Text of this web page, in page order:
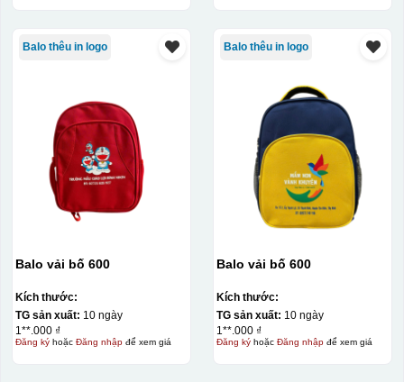
Balo thêu in logo
Balo vải bố 600
Kích thước:
TG sản xuất: 10 ngày
1**.000 ₫
Đăng kýhoặc Đăng nhậpđể xem giá
Balo thêu in logo
Balo vải bố 600
Kích thước:
TG sản xuất: 10 ngày
1**.000 ₫
Đăng kýhoặc Đăng nhậpđể xem giá